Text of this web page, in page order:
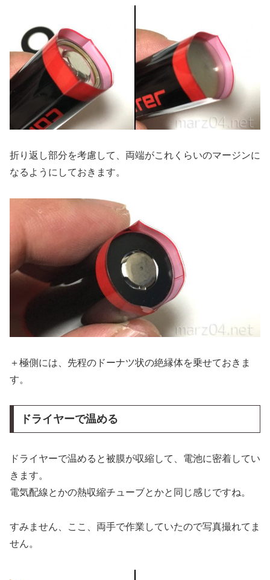
折り返し部分を考慮して、両端がこれくらいのマージンに
なるようにしておきます。
＋極側には、先程のドーナツ状の絶縁体を乗せておきま
す。
ドライヤーで温める
ドライヤーで温めると被膜が収縮して、電池に密着してい
きます。
電気配線とかの熱収縮チューブとかと同じ感じですね。
すみません、ここ、両手で作業していたので写真撮れてま
せん。